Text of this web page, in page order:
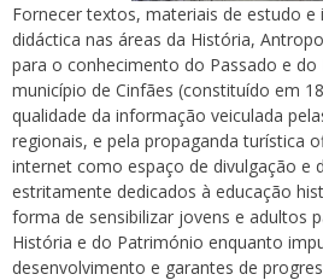
Fornecer textos, materiais de estudo e
didáctica nas áreas da História,
para o conhecimento do Passado e do
município de Cinfães (constituído em
qualidade da informação veiculada
regionais, e pela propaganda turística
internet como espaço de divulgação e
estritamente dedicados à educação
forma de sensibilizar jovens e adultos
História e do Património enquanto
desenvolvimento e garantes de